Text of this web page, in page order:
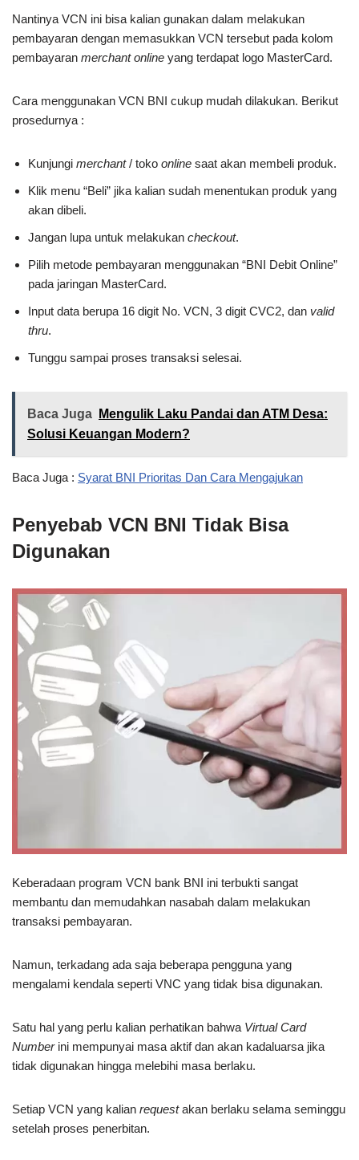
Nantinya VCN ini bisa kalian gunakan dalam melakukan
pembayaran dengan memasukkan VCN tersebut pada kolom
pembayaran merchant online yang terdapat logo MasterCard.
Cara menggunakan VCN BNI cukup mudah dilakukan. Berikut
prosedurnya :
Kunjungi merchant/ toko online saat akan membeli produk.
Klik menu “Beli” jika kalian sudah menentukan produk yang
akan dibeli.
Jangan lupa untuk melakukan checkout.
Pilih metode pembayaran menggunakan “BNI Debit Online”
pada jaringan MasterCard.
Input data berupa 16 digit No. VCN, 3 digit CVC2, dan valid
thru.
Tunggu sampai proses transaksi selesai.
Baca Juga
Mengulik Laku Pandai dan ATM Desa:
Solusi Keuangan Modern?
Baca Juga : Syarat BNI Prioritas Dan Cara Mengajukan
Penyebab VCN BNI Tidak Bisa
Digunakan
Keberadaan program VCN bank BNI ini terbukti sangat
membantu dan memudahkan nasabah dalam melakukan
transaksi pembayaran.
Namun, terkadang ada saja beberapa pengguna yang
mengalami kendala seperti VNC yang tidak bisa digunakan.
Satu hal yang perlu kalian perhatikan bahwa Virtual Card
Numberini mempunyai masa aktif dan akan kadaluarsa jika
tidak digunakan hingga melebihi masa berlaku.
Setiap VCN yang kalian requestakan berlaku selama seminggu
setelah proses penerbitan.